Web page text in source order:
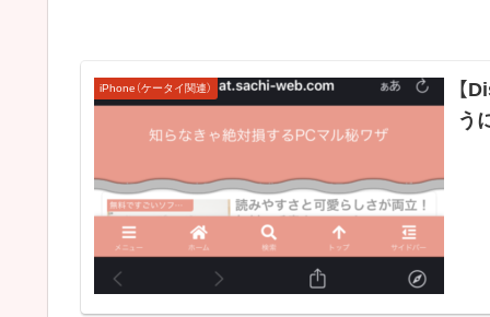
iPhone（ケータイ関連）
【
う